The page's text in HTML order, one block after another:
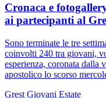
Cronaca e
ai partecipanti al
Sono terminate le tre
coinvolti 240 tra giovani,
esperienza, coronata dalla
apostolico lo scorso
Grest Giovani Estate